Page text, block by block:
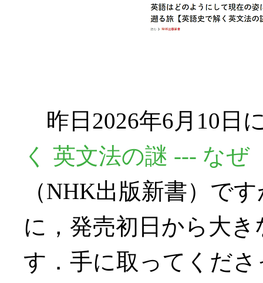
昨日2026年6月10日
く 英文法の謎 --- なぜ
（NHK出版新書）で
に，発売初日から大
す．手に取ってくだ